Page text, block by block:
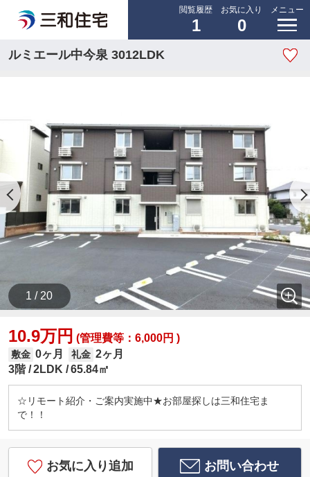
閲覧履歴
1
お気に入り
0
メニュー
ルミエール中今泉 3012LDK
1 / 20
10.9万円 (管理費等：6,000円 )
敷金 0ヶ月 礼金 2ヶ月
3階 2LDK 65.84㎡
☆リモート紹介・ご案内実施中★お部屋探しは三和住宅ま
で！！
お気に入り追加 お問い合わせ